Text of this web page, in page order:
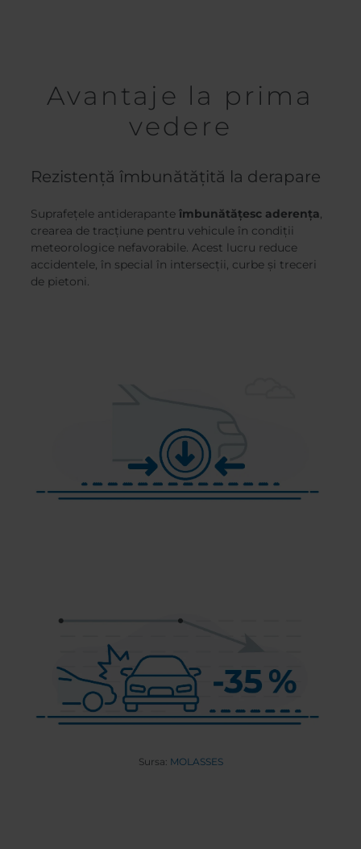
Avantaje la prima
vedere
Rezistență îmbunătățită la derapare
Suprafețele antiderapante îmbunătățesc aderența,
crearea de tracțiune pentru vehicule în condiții
meteorologice nefavorabile. Acest lucru reduce
accidentele, în special în intersecții, curbe și treceri
de pietoni.
Sursa: MOLASSES